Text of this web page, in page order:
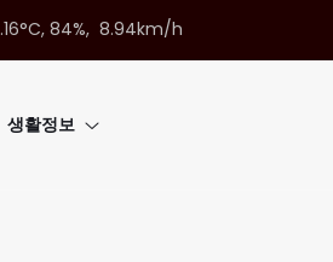
84%, 8.94km/h
생활정보